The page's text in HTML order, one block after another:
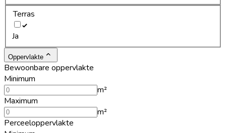
Terras
Ja
Oppervlakte
Bewoonbare oppervlakte
Minimum
m²
Maximum
m²
Perceeloppervlakte